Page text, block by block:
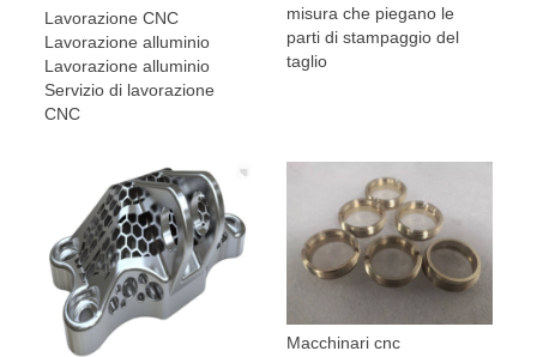
Lavorazione CNC
Lavorazione alluminio
Lavorazione alluminio
Servizio di lavorazione
CNC
misura che piegano le
parti di stampaggio del
taglio
Macchinari cnc